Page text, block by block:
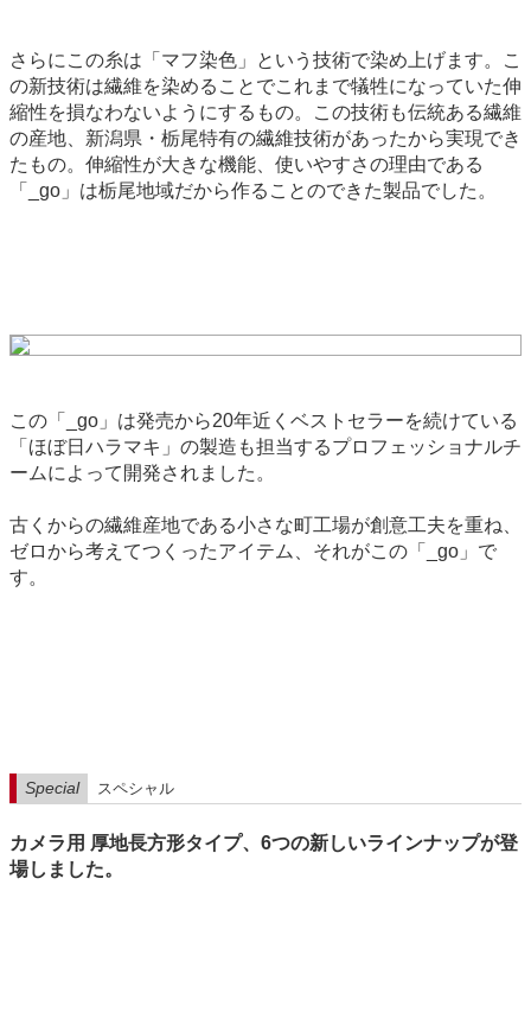
さらにこの糸は「マフ染色」という技術で染め上げます。こ
の新技術は繊維を染めることでこれまで犠牲になっていた伸
縮性を損なわないようにするもの。この技術も伝統ある繊維
の産地、新潟県・栃尾特有の繊維技術があったから実現でき
たもの。伸縮性が大きな機能、使いやすさの理由である
「_go」は栃尾地域だから作ることのできた製品でした。
この「_go」は発売から20年近くベストセラーを続けている
「ほぼ日ハラマキ」の製造も担当するプロフェッショナルチ
ームによって開発されました。
古くからの繊維産地である小さな町工場が創意工夫を重ね、
ゼロから考えてつくったアイテム、それがこの「_go」で
す。
Special スペシャル
カメラ用 厚地長方形タイプ、6つの新しいラインナップが登
場しました。